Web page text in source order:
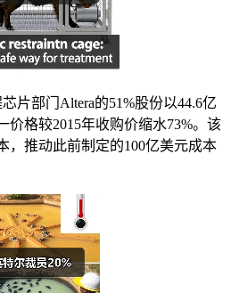
片部门Altera的51%股份以44.6亿
价格较2015年收购价缩水73%。该
，推动此前制定的100亿美元成本